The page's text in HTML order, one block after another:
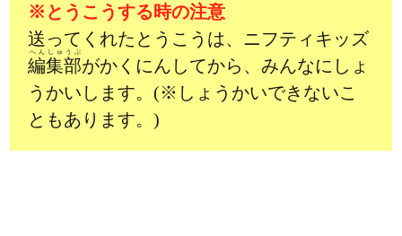
※とうこうする時の注意
送ってくれたとうこうは、ニフティキッズ
編集部
へんしゅうぶ
がかくにんしてから、みんなにしょ
うかいします。(※しょうかいできないこ
ともあります。)